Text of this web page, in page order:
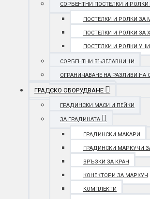
СОРБЕНТНИ ПОСТЕЛКИ И РОЛКИ
ПОСТЕЛКИ И РОЛКИ ЗА
ПОСТЕЛКИ И РОЛКИ ЗА
ПОСТЕЛКИ И РОЛКИ
СОРБЕНТНИ ВЪЗГЛАВНИЦИ
ОГРАНИЧАВАНЕ НА РАЗЛИВИ НА
ГРАДСКО ОБОРУДВАНЕ
ГРАДИНСКИ МАСИ И ПЕЙКИ
ЗА ГРАДИНАТА
ГРАДИНСКИ МАКАРИ
ГРАДИНСКИ МАРКУЧИ
ВРЪЗКИ ЗА КРАН
КОНЕКТОРИ ЗА МАРКУЧ
КОМПЛЕКТИ